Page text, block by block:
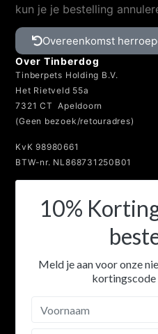
kun je je bestelling
Overeenkomst
Over Tinberdog
Tinberpets Holding B.V.
Het Rietveld 55a
7321 CT Apeldoorn
(Geen bezoek/retouradres)
KvK 98980661
BTW-nr. NL868731250B01
10%
Meld je aan voor onze
kortingscode